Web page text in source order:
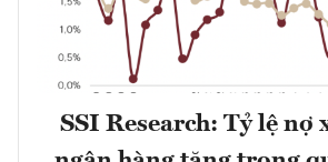
SSI Research: Tỷ lệ nợ